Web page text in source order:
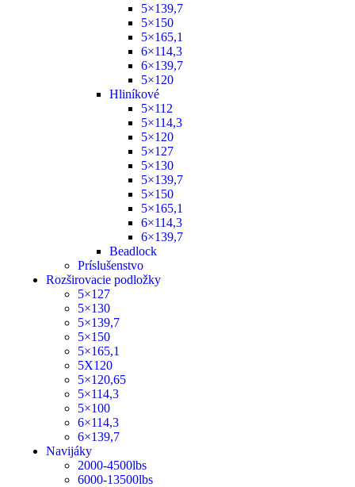
5×139,7
5×150
5×165,1
6×114,3
6×139,7
5×120
Hliníkové
5×112
5×114,3
5×120
5×127
5×130
5×139,7
5×150
5×165,1
6×114,3
6×139,7
Beadlock
Príslušenstvo
Rozširovacie podložky
5×127
5×130
5×139,7
5×150
5×165,1
5X120
5×120,65
5×114,3
5×100
6×114,3
6×139,7
Navijáky
2000-4500lbs
6000-13500lbs